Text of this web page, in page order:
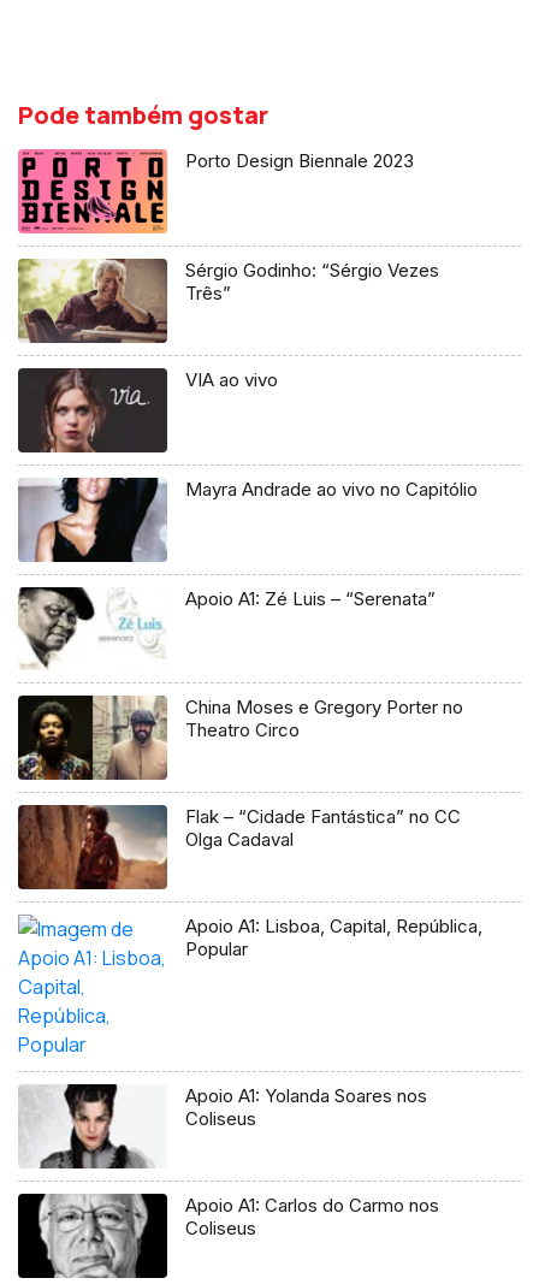
Pode também gostar
Porto Design Biennale 2023
Sérgio Godinho: “Sérgio Vezes
Três”
VIA ao vivo
Mayra Andrade ao vivo no Capitólio
Apoio A1: Zé Luis – “Serenata”
China Moses e Gregory Porter no
Theatro Circo
Flak – “Cidade Fantástica” no CC
Olga Cadaval
Apoio A1: Lisboa, Capital, República,
Popular
Apoio A1: Yolanda Soares nos
Coliseus
Apoio A1: Carlos do Carmo nos
Coliseus